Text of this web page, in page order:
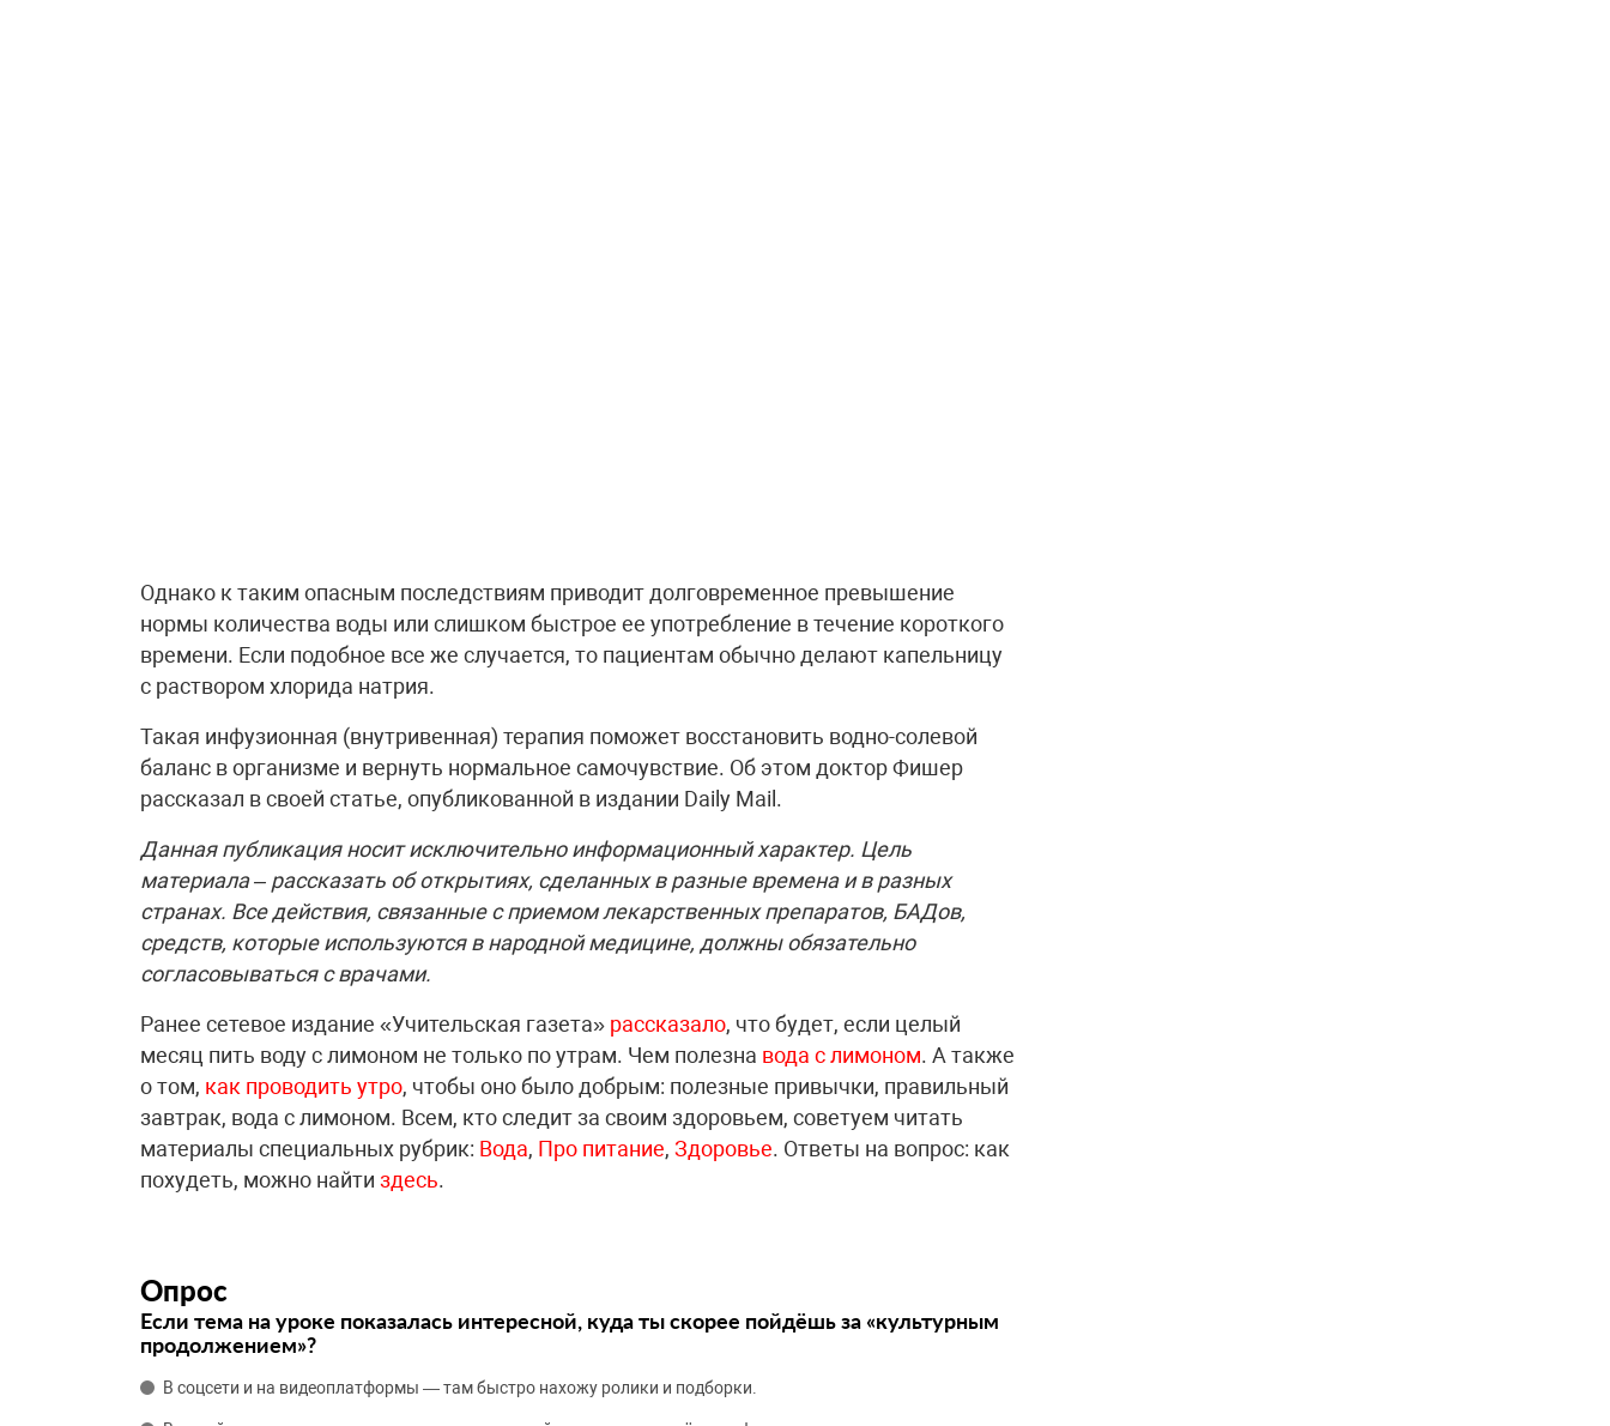
Однако к таким опасным последствиям приводит долговременное превышение
нормы количества воды или слишком быстрое ее употребление в течение короткого
времени. Если подобное все же случается, то пациентам обычно делают капельницу
с раствором хлорида натрия.
Такая инфузионная (внутривенная) терапия поможет восстановить водно-солевой
баланс в организме и вернуть нормальное самочувствие. Об этом доктор Фишер
рассказал в своей статье, опубликованной в издании Daily Mail.
Данная публикация носит исключительно информационный характер. Цель
материала – рассказать об открытиях, сделанных в разные времена и в разных
странах. Все действия, связанные с приемом лекарственных препаратов, БАДов,
средств, которые используются в народной медицине, должны обязательно
согласовываться с врачами.
Ранее сетевое издание «Учительская газета» рассказало, что будет, если целый
месяц пить воду с лимоном не только по утрам. Чем полезна вода с лимоном. А также
о том, как проводить утро, чтобы оно было добрым: полезные привычки, правильный
завтрак, вода с лимоном. Всем, кто следит за своим здоровьем, советуем читать
материалы специальных рубрик: Вода, Про питание, Здоровье. Ответы на вопрос: как
похудеть, можно найти здесь.
Опрос
Если тема на уроке показалась интересной, куда ты скорее пойдёшь за «культурным
продолжением»?
В соцсети и на видеоплатформы — там быстро нахожу ролики и подборки.